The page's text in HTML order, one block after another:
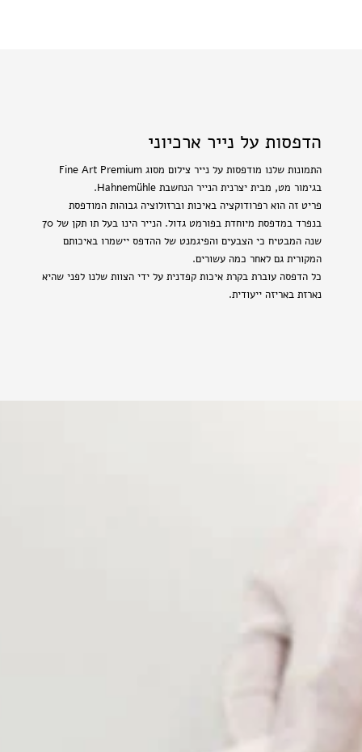
הדפסות על נייר ארכיוני
התמונות שלנו מודפסות על נייר צילום מסוג Fine Art Premium
בגימור מט, מבית יצרנית הנייר הנחשבת Hahnemühle.
פריט זה הוא רפרודוקציה באיכות וברזולוציה גבוהות המודפסת
בנפרד במדפסת מיוחדת בפורמט גדול. הנייר הינו בעל תו תקן של 70
שנה המבטיח כי הצבעים והפיגמנט של ההדפס יישמרו באיכותם
המקורית גם לאחר כמה עשורים.
כל הדפסה עוברת בקרת איכות קפדנית על ידי הצוות שלנו לפני שהיא
נארזת באריזה ייעודית.